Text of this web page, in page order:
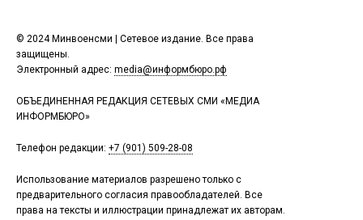
© 2024 Минвоенсми | Сетевое издание. Все права
защищены.
Электронный адрес: media@информбюро.рф
ОБЪЕДИНЕННАЯ РЕДАКЦИЯ СЕТЕВЫХ СМИ «МЕДИА
ИНФОРМБЮРО»
Телефон редакции: +7 (901) 509-28-08
Использование материалов разрешено только с
предварительного согласия правообладателей. Все
права на тексты и иллюстрации принадлежат их авторам.